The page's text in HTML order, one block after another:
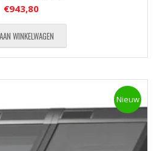
€943,80
WINKELWAGEN
Nieuw